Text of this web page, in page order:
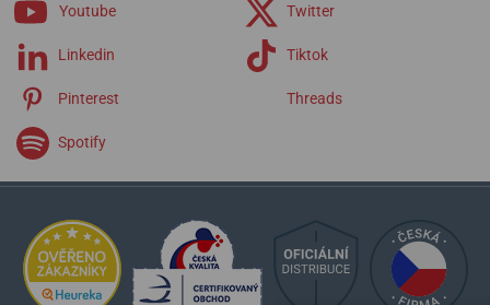
Youtube Twitter
Linkedin Tiktok
Pinterest Threads
Spotify